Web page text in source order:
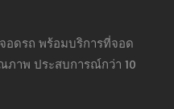
อดรถ พร้อมบริการที่จอด
าพ ประสบการณ์กว่า 10